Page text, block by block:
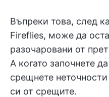
Въпреки това, след
Fireflies, може да
разочаровани от
А когато започнете
срещнете
си от срещите.